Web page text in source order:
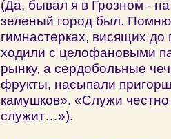
(Да, бывал я в Грозном -
зеленый город был.
гимнастерках, висящих
ходили с целофановыми
рынку, а сердобольные
фрукты, насыпали
камушков». «Служи
служит…»).